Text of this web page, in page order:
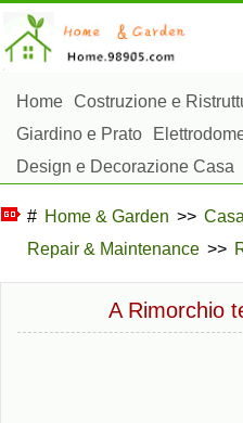
Home Costruzione e
Giardino e Prato
Design e Decorazione Casa
Paesaggistica e Costruzioni
# Home & Garden >>
Repair & Maintenance >>
A Rimorchio